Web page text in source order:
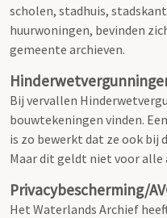
scholen, stadhuis,
huurwoningen, bevinden
gemeente archieven.
Bij vervallen
bouwtekeningen vinden.
is zo bewerkt dat ze ook bij
Maar dit geldt niet voor alle
Privacybescherming/
Het Waterlands Archief